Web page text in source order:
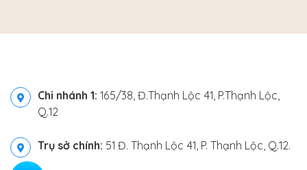
Chi nhánh 1: 165/38, Đ.Thạnh Lộc 41, P.Thạnh Lộc,
Q.12
Trụ sở chính: 51 Đ. Thạnh Lộc 41, P. Thạnh Lộc, Q.12.